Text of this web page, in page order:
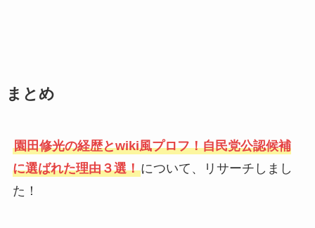
まとめ
園田修光の経歴とwiki風プロフ！自民党公認候補
に選ばれた理由３選！について、リサーチしまし
た！